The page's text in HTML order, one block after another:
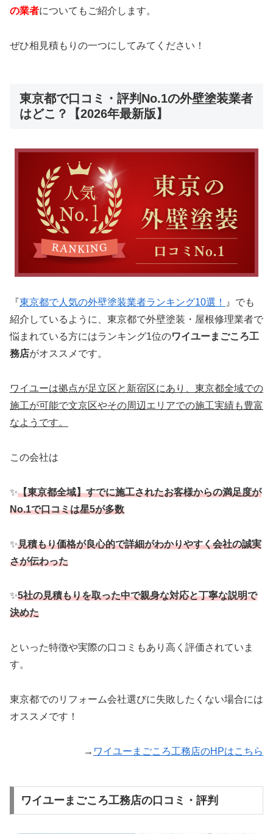
の業者についてもご紹介します。
ぜひ相見積もりの一つにしてみてください！
東京都で口コミ・評判No.1の外壁塗装業者
はどこ？【2026年最新版】
『東京都で人気の外壁塗装業者ランキング10選！
』でも
紹介しているように、東京都で外壁塗装・屋根修理業者で
悩まれている方にはランキング1位のワイユーまごころ工
務店がオススメです。
ワイユーは拠点が足立区と新宿区にあり、東京都全域での
施工が可能で文京区やその周辺エリアでの施工実績も豊富
なようです。
この会社は
✨【東京都全域】すでに施工されたお客様からの満足度が
No.1で口コミは星5が多数
✨見積もり価格が良心的で詳細がわかりやすく会社の誠実
さが伝わった
✨5社の見積もりを取った中で親身な対応と丁寧な説明で
決めた
といった特徴や実際の口コミもあり高く評価されていま
す。
東京都でのリフォーム会社選びに失敗したくない場合には
オススメです！
→ ワイユーまごころ工務店のHPはこちら
ワイユーまごころ工務店の口コミ・評判